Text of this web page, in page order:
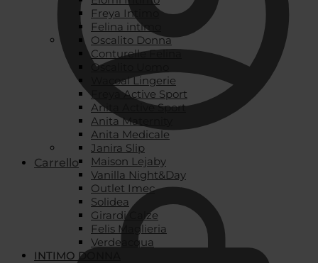
Carrello
Freya Intimo
Felina intimo
Oscalito Donna
Conturelle Felina
Oscalito Uomo
Wacoal Lingerie
Freya Active Sport
Anita Active Sport
Anita Maternity
Anita Medicale
Janira Slip
Maison Lejaby
Vanilla Night&Day
Outlet Imec
Solidea
Girardi Calze
Felis Maglieria
Verdeacqua
INTIMO DONNA